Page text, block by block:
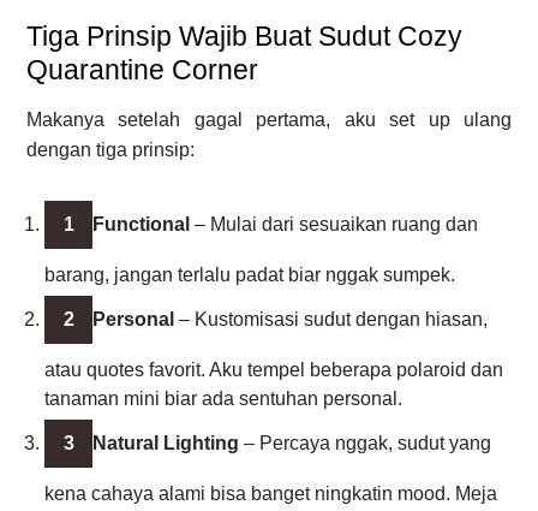
Tiga Prinsip Wajib Buat Sudut Cozy
Quarantine Corner
Makanya setelah gagal pertama, aku set up ulang
dengan tiga prinsip:
Functional – Mulai dari sesuaikan ruang dan
barang, jangan terlalu padat biar nggak sumpek.
Personal – Kustomisasi sudut dengan hiasan,
atau quotes favorit. Aku tempel beberapa polaroid dan
tanaman mini biar ada sentuhan personal.
Natural Lighting – Percaya nggak, sudut yang
kena cahaya alami bisa banget ningkatin mood. Meja